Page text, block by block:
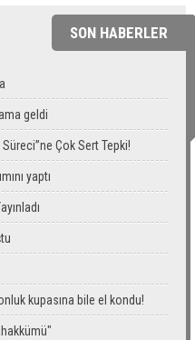
SON HABERLER
geldi
Çok Sert Tepki!
yaptı
kupasına bile el kondu!